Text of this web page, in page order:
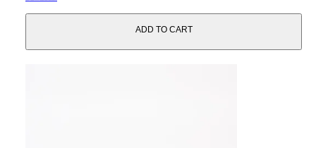
ADD TO CART